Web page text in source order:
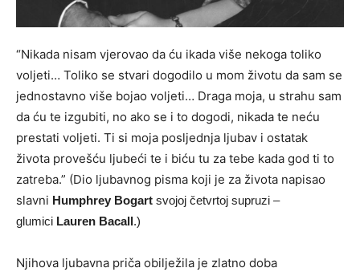
“Nikada nisam vjerovao da ću ikada više nekoga toliko
voljeti… Toliko se stvari dogodilo u mom životu da sam se
jednostavno više bojao voljeti… Draga moja, u strahu sam
da ću te izgubiti, no ako se i to dogodi, nikada te neću
prestati voljeti. Ti si moja posljednja ljubav i ostatak
života provešću ljubeći te i biću tu za tebe kada god ti to
zatreba.” (Dio ljubavnog pisma koji je za života napisao
slavni Humphrey Bogart svojoj četvrtoj supruzi –
glumici Lauren Bacall.)
Njihova ljubavna priča obilježila je zlatno doba